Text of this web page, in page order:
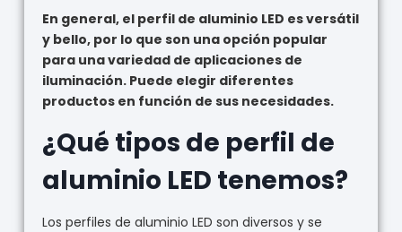
En general, el perfil de aluminio LED es versátil
y bello, por lo que son una opción popular
para una variedad de aplicaciones de
iluminación. Puede elegir diferentes
productos en función de sus necesidades.
¿Qué tipos de perfil de
aluminio LED tenemos?
Los perfiles de aluminio LED son diversos y se